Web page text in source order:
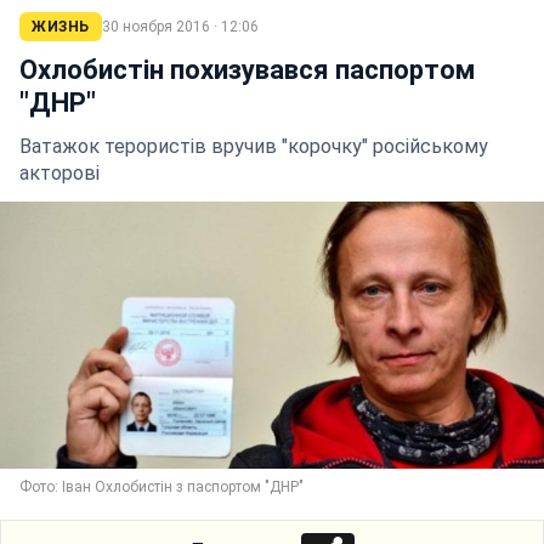
ЖИЗНЬ 30 ноября 2016 · 12:06
Охлобистін похизувався паспортом
"ДНР"
Ватажок терористів вручив "корочку" російському
акторові
Фото: Іван Охлобистін з паспортом "ДНР"